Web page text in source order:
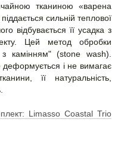
тканиною «варена
сильній теплової
відбувається її усадка з
Цей метод обробки
камінням" (stone wash).
деформується і не вимагає
її натуральність,
Limasso Coastal Trio